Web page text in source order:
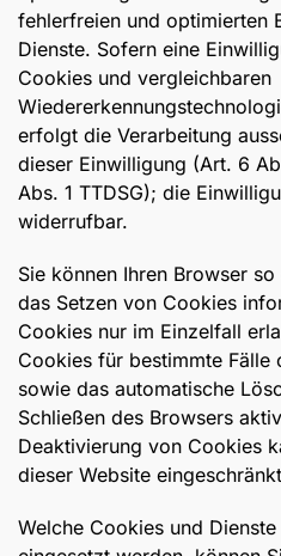
fehlerfreien und optimierten
Dienste. Sofern eine
Cookies und vergleichbaren
erfolgt die Verarbeitung
dieser Einwilligung (Art. 6
Abs. 1 TTDSG); die
widerrufbar.
Sie können Ihren Browser
das Setzen von Cookies
Cookies nur im Einzelfall
Cookies für bestimmte Fälle
sowie das automatische
Schließen des Browsers
Deaktivierung von Cookies
dieser Website
Welche Cookies und